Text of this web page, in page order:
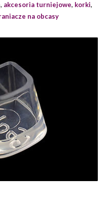
, akcesoria turniejowe, korki,
na obcasy